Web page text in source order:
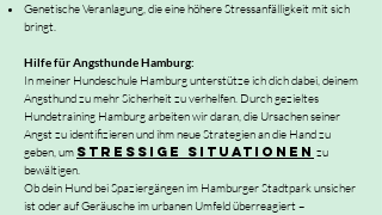
Genetische Veranlagung, die eine höhere Stressanfälligkeit mit sich
bringt.
Hilfe für Angsthunde Hamburg:
In meiner Hundeschule Hamburg unterstütze ich dich dabei, deinem
Angsthund zu mehr Sicherheit zu verhelfen. Durch gezieltes
Hundetraining Hamburg arbeiten wir daran, die Ursachen seiner
Angst zu identifizieren und ihm neue Strategien an die Hand zu
geben, um stressige Situationen zu
bewältigen.
Ob dein Hund bei Spaziergängen im Hamburger Stadtpark unsicher
ist oder auf Geräusche im urbanen Umfeld überreagiert –